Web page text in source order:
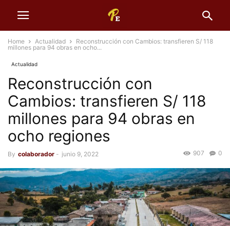
Home Actualidad
Reconstrucción con Cambios: transfieren S/ 118
millones para 94 obras en ocho...
Actualidad
Reconstrucción con
Cambios: transfieren S/ 118
millones para 94 obras en
ocho regiones
By colaborador - junio 9, 2022 0
907